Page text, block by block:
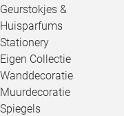
Geurstokjes &
Huisparfums
Stationery
Eigen Collectie
Wanddecoratie
Muurdecoratie
Spiegels